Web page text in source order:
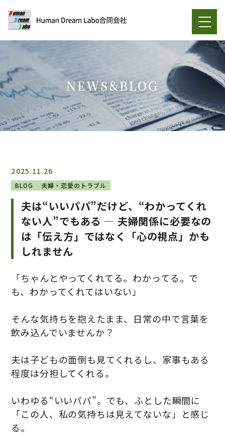
NEWS&BLOG
夫は“いいパパ”だけど、“わかってくれ
ない人”でもある ― 夫婦関係に必要なの
は「伝え方」ではなく「心の視点」かも
しれません
BLOG 夫婦・恋愛のトラブル
2025.11.26
「ちゃんとやってくれてる。わかってる。で
も、わかってくれてはいない」
そんな気持ちを抱えたまま、日常の中で言葉を
飲み込んでいませんか？
夫は子どもの面倒も見てくれるし、家事もある
程度は分担してくれる。
いわゆる“いいパパ”。でも、ふとした瞬間に
「この人、私の気持ちは見えてないな」と感じ
る。